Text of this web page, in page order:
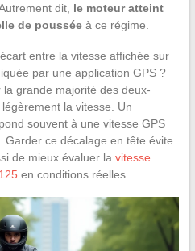
dit, le moteur atteint
de pousséeà ce régime.
entre la vitesse affichée sur
par une application GPS ?
grande majorité des deux-
la vitesse. Un
souvent à une vitesse GPS
Garder ce décalage en tête évite
de mieux évaluer la vitesse
en conditions réelles.